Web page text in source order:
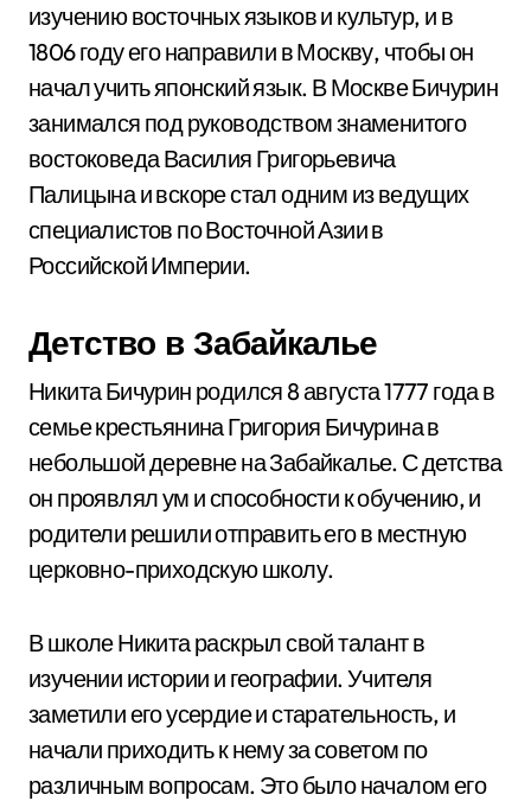
изучению восточных языков и культур, и в
1806 году его направили в Москву, чтобы он
начал учить японский язык. В Москве Бичурин
занимался под руководством знаменитого
востоковеда Василия Григорьевича
Палицына и вскоре стал одним из ведущих
специалистов по Восточной Азии в
Российской Империи.
Детство в Забайкалье
Никита Бичурин родился 8 августа 1777 года в
семье крестьянина Григория Бичурина в
небольшой деревне на Забайкалье. С детства
он проявлял ум и способности к обучению, и
родители решили отправить его в местную
церковно-приходскую школу.
В школе Никита раскрыл свой талант в
изучении истории и географии. Учителя
заметили его усердие и старательность, и
начали приходить к нему за советом по
различным вопросам. Это было началом его